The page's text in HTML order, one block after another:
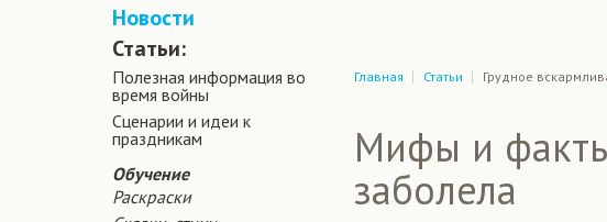
Новости
Статьи:
Полезная информация во
время войны
Сценарии и идеи к
праздникам
Обучение
Раскраски
Главная Статьи Грудное
Мифы и
заболела